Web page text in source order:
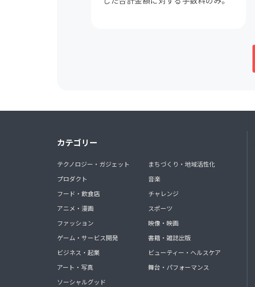
カテゴリー
テクノロジー・ガジェット
プロダクト
フード・飲食店
アニメ・漫画
ファッション
ゲーム・サービス開発
ビジネス・起業
アート・写真
ソーシャルグッド
まちづくり・地域活性化
音楽
チャレンジ
スポーツ
映像・映画
書籍・雑誌出版
ビューティー・ヘルスケア
舞台・パフォーマンス